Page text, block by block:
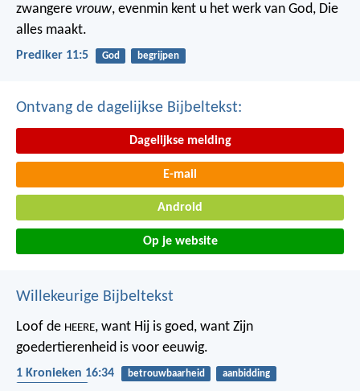
zwangere vrouw, evenmin kent u het werk van God, Die
alles maakt.
Prediker 11:5 God begrijpen
Ontvang de dagelijkse Bijbeltekst:
Dagelijkse melding
E-mail
Android
Op je website
Willekeurige Bijbeltekst
Loof de HEERE, want Hij is goed, want Zijn
goedertierenheid is voor eeuwig.
1 Kronieken 16:34 betrouwbaarheid
aanbidding